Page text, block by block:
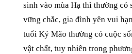
sinh vào mùa Hạ thì thường có
vững chắc, gia đình yên vui
tuổi Kỷ Mão thường có cuộc
vật chất, tuy nhiên trong